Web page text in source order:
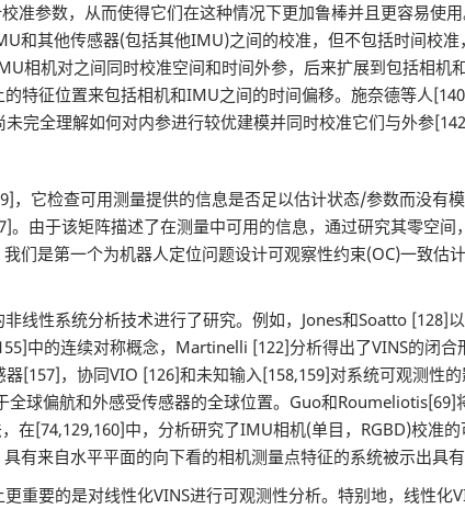
参数，从而使得它们在这种情况下更加鲁棒并且更容易使
和其他传感器(包括其他IMU)之间的校准，但不包括时间校
相机对之间同时校准空间和时间外参，后来扩展到包括相
特征位置来包括相机和IMU之间的时间偏移。施奈德等人
完全理解如何对内参进行较优建模并同时校准它们与外参
它检查可用测量提供的信息是否足以估计状态/参数而没有
由于该矩阵描述了在测量中可用的信息，通过研究其零空
们是第一个为机器人定位问题设计可观察性约束(OC)一致估
性系统分析技术进行了研究。例如，Jones和Soatto [128]
中的连续对称概念，Martinelli [122]分析得出了VINS的闭
[157]，协同VIO [126]和未知输入[158,159]对系统可观测性
球偏航和外感受传感器的全球位置。Guo和
在[74,129,160]中，分析研究了IMU相机(单目，RGBD)校准
有来自水平平面的向下看的相机测量点特征的系统被示出具
要的是对线性化VINS进行可观测性分析。特别地，线性化